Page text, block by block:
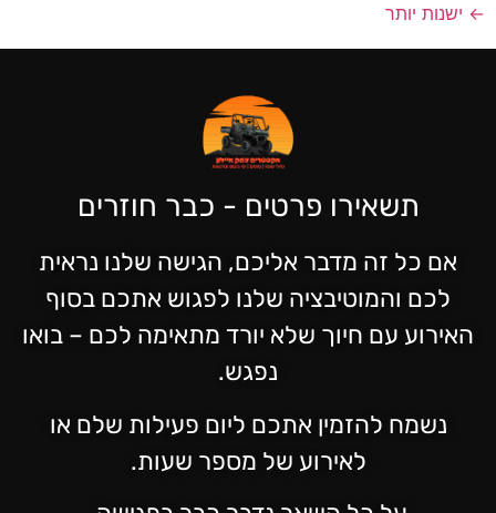
← ישנות יותר
תשאירו פרטים - כבר חוזרים
אם כל זה מדבר אליכם, הגישה שלנו נראית
לכם והמוטיבציה שלנו לפגוש אתכם בסוף
האירוע עם חיוך שלא יורד מתאימה לכם – בואו
נפגש.
נשמח להזמין אתכם ליום פעילות שלם או
לאירוע של מספר שעות.